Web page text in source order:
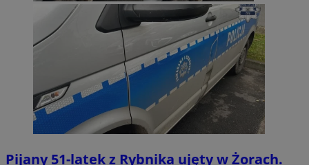
Pijany 51-latek z Rybnika ujęty w Żorach.